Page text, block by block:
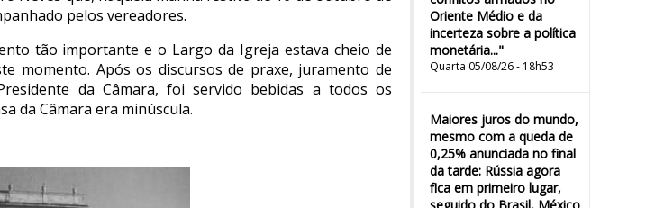
Oriente Médio e da
incerteza sobre a política
monetária..."
Quarta 05/08/26 - 18h53
Maiores juros do mundo,
mesmo com a queda de
0,25% anunciada no final
da tarde: Rússia agora
fica em primeiro lugar,
pelos vereadores.
tão importante e o Largo da Igreja estava cheio de
momento. Após os discursos de praxe, juramento de
da Câmara, foi servido bebidas a todos os
da Câmara era minúscula.